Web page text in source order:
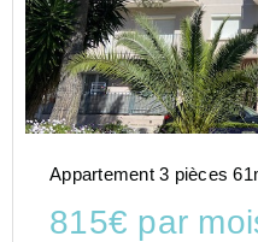
Appartement 3 pièces
815€ par